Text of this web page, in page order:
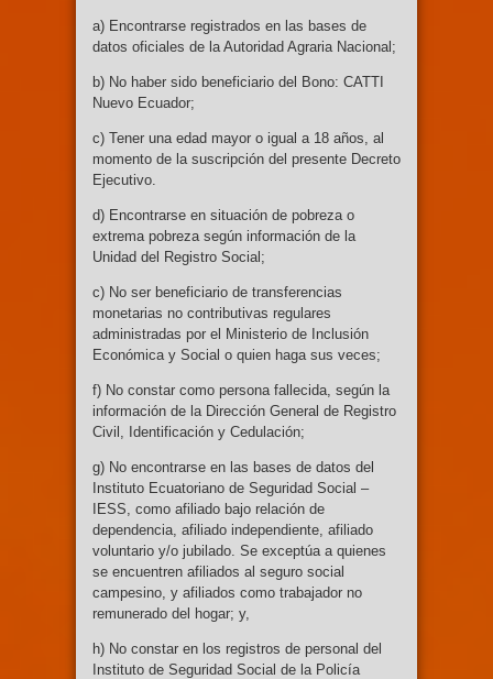
a) Encontrarse registrados en las bases de
datos oficiales de la Autoridad Agraria Nacional;
b) No haber sido beneficiario del Bono: CATTI
Nuevo Ecuador;
c) Tener una edad mayor o igual a 18 años, al
momento de la suscripción del presente Decreto
Ejecutivo.
d) Encontrarse en situación de pobreza o
extrema pobreza según información de la
Unidad del Registro Social;
c) No ser beneficiario de transferencias
monetarias no contributivas regulares
administradas por el Ministerio de Inclusión
Económica y Social o quien haga sus veces;
f) No constar como persona fallecida, según la
información de la Dirección General de Registro
Civil, Identificación y Cedulación;
g) No encontrarse en las bases de datos del
Instituto Ecuatoriano de Seguridad Social –
IESS, como afiliado bajo relación de
dependencia, afiliado independiente, afiliado
voluntario y/o jubilado. Se exceptúa a quienes
se encuentren afiliados al seguro social
campesino, y afiliados como trabajador no
remunerado del hogar; y,
h) No constar en los registros de personal del
Instituto de Seguridad Social de la Policía